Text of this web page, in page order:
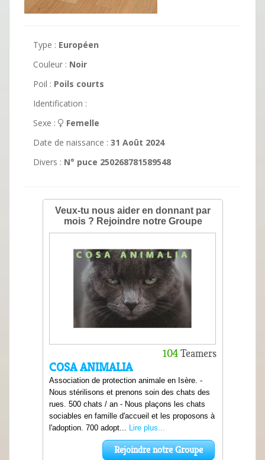
Type : Européen
Couleur : Noir
Poil : Poils courts
Identification :
Sexe :
Femelle
Date de naissance : 31 Août 2024
Divers : N° puce 250268781589548